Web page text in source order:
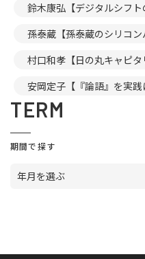
鈴木康弘【デジタルシフト
孫泰蔵【孫泰蔵のシリコン
村口和孝【日の丸キャピタ
安岡定子【『論語』を実践
TERM
期間で探す
年月を選ぶ